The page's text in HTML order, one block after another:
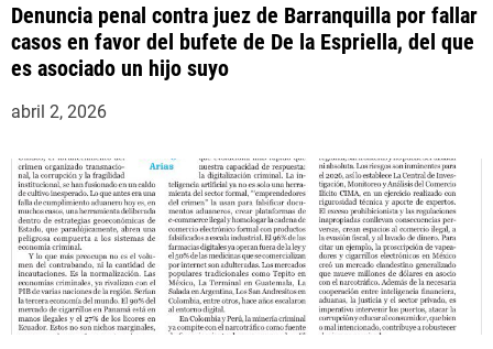
Denuncia penal contra juez de Barranquilla por fallar
casos en favor del bufete de De la Espriella, del que
es asociado un hijo suyo
abril 2, 2026